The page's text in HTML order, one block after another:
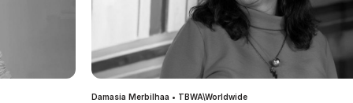
Damasia Merbilhaa • TBWA\Worldwide